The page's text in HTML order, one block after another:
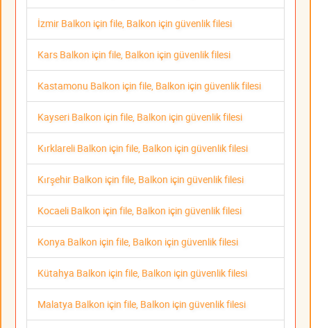
İzmir Balkon için file, Balkon için güvenlik filesi
Kars Balkon için file, Balkon için güvenlik filesi
Kastamonu Balkon için file, Balkon için güvenlik filesi
Kayseri Balkon için file, Balkon için güvenlik filesi
Kırklareli Balkon için file, Balkon için güvenlik filesi
Kırşehir Balkon için file, Balkon için güvenlik filesi
Kocaeli Balkon için file, Balkon için güvenlik filesi
Konya Balkon için file, Balkon için güvenlik filesi
Kütahya Balkon için file, Balkon için güvenlik filesi
Malatya Balkon için file, Balkon için güvenlik filesi